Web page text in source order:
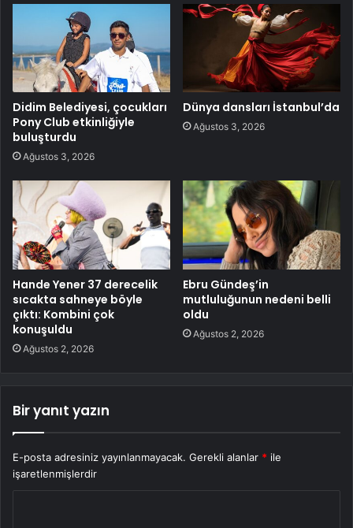
Didim Belediyesi, çocukları
Pony Club etkinliğiyle
buluşturdu
Ağustos 3, 2026
Dünya dansları İstanbul’da
Ağustos 3, 2026
Hande Yener 37 derecelik
sıcakta sahneye böyle
çıktı: Kombini çok
konuşuldu
Ağustos 2, 2026
Ebru Gündeş’in
mutluluğunun nedeni belli
oldu
Ağustos 2, 2026
Bir yanıt yazın
E-posta adresiniz yayınlanmayacak. Gerekli alanlar * ile
işaretlenmişlerdir